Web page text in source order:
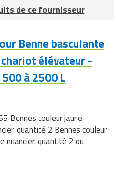
de ce fournisseur
Benne basculante
élévateur -
à 2500 L
Bennes couleur jaune
quantité 2 Bennes couleur
nuancier. quantité 2 ou